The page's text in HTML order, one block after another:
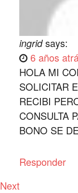
ingrid says:
6 años
HOLA MI
SOLICITAR
RECIBI
CONSULTA
BONO SE
Responder
Next